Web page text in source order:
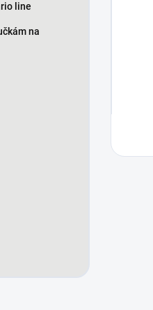
line
na